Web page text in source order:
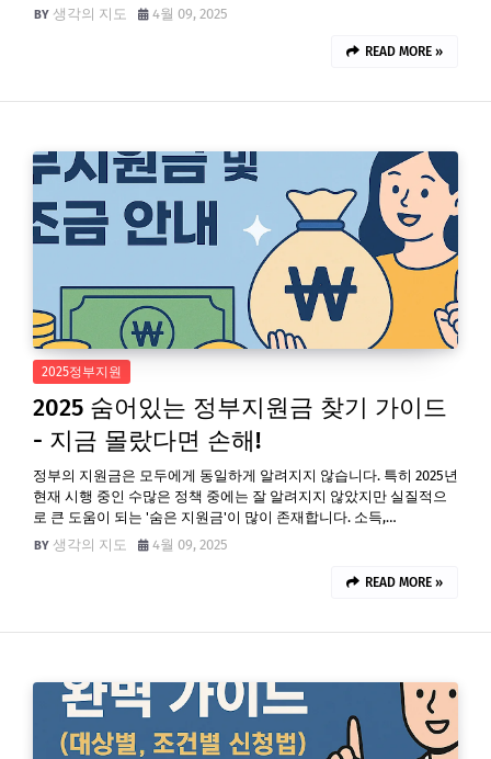
생각의 지도 4월 09, 2025
READ MORE »
2025정부지원
2025 숨어있는 정부지원금 찾기 가이드
- 지금 몰랐다면 손해!
정부의 지원금은 모두에게 동일하게 알려지지 않습니다. 특히 2025년
현재 시행 중인 수많은 정책 중에는 잘 알려지지 않았지만 실질적으
로 큰 도움이 되는 '숨은 지원금'이 많이 존재합니다. 소득,…
생각의 지도
4월 09, 2025
READ MORE »